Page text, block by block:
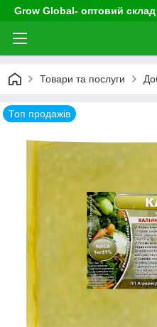
Grow Global- оптовий склад
Товари та послуги
Топ продажів